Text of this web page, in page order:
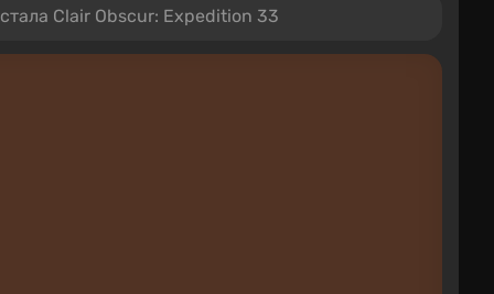
Clair Obscur: Expedition 33